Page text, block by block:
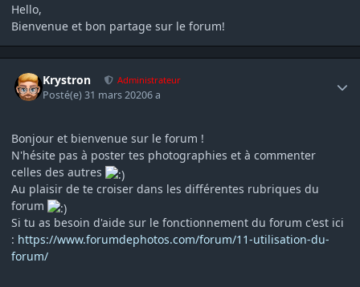
Hello,
Bienvenue et bon partage sur le forum!
Krystron Administrateur
Posté(e)31 mars 20206 a
Bonjour et bienvenue sur le forum !
N'hésite pas à poster tes photographies et à commenter
celles des autres
Au plaisir de te croiser dans les différentes rubriques du
forum
Si tu as besoin d'aide sur le fonctionnement du forum c'est ici
: https://www.forumdephotos.com/forum/11-utilisation-du-
forum/